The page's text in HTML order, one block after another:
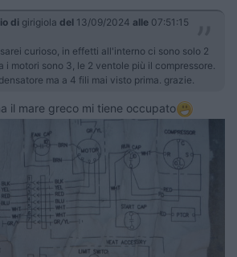
di girigiola del 13/09/2024 alle 07:51:15
curioso, in effetti all'interno ci sono solo 2
i motori sono 3, le 2 ventole più il compressore.
ma a 4 fili mai visto prima. grazie.
il mare greco mi tiene occupato